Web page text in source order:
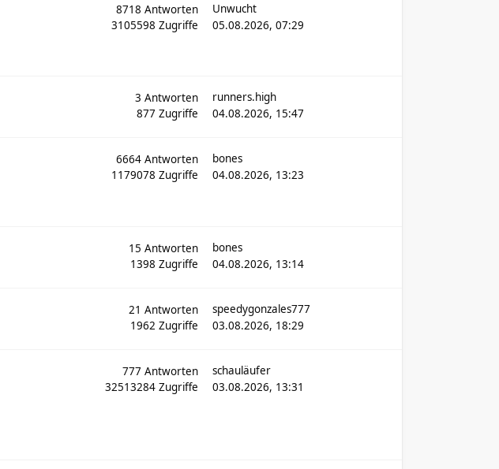
8718Antworten
3105598Zugriffe
Unwucht
05.08.2026, 07:29
3Antworten
877Zugriffe
runners.high
04.08.2026, 15:47
6664Antworten
1179078Zugriffe
bones
04.08.2026, 13:23
15Antworten
1398Zugriffe
bones
04.08.2026, 13:14
21Antworten
1962Zugriffe
speedygonzales777
03.08.2026, 18:29
777Antworten
32513284Zugriffe
schauläufer
03.08.2026, 13:31